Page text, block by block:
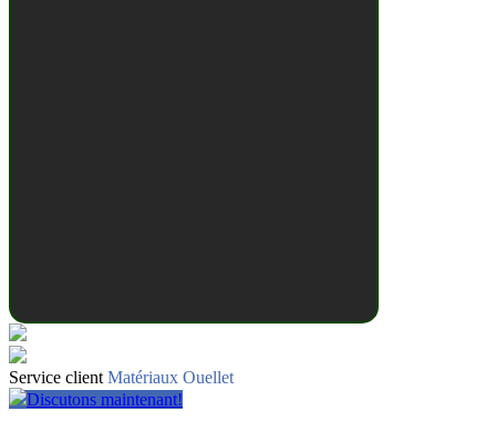
Service client Matériaux Ouellet
Discutons maintenant!